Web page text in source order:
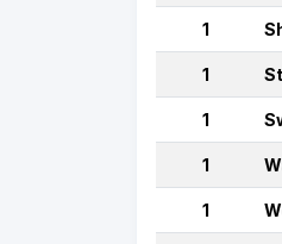
1
1
1
1
1